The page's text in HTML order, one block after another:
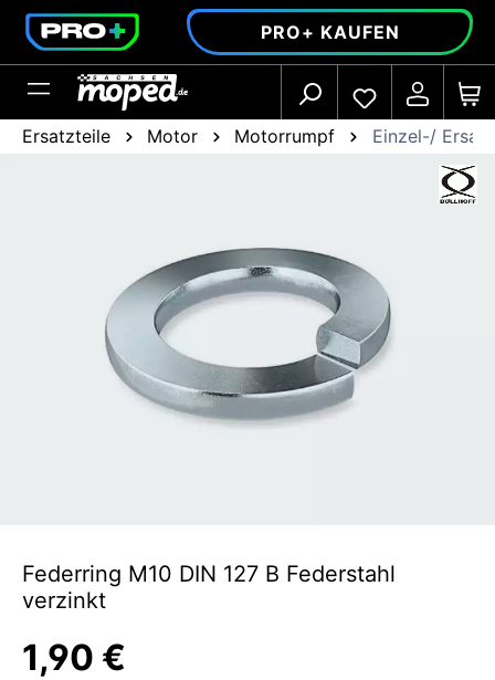
springen PRO+ KAUFEN
Ersatzteile Motor Motorrumpf Einzel-/
Federring M10 DIN 127 B Federstahl
verzinkt
1,90 €